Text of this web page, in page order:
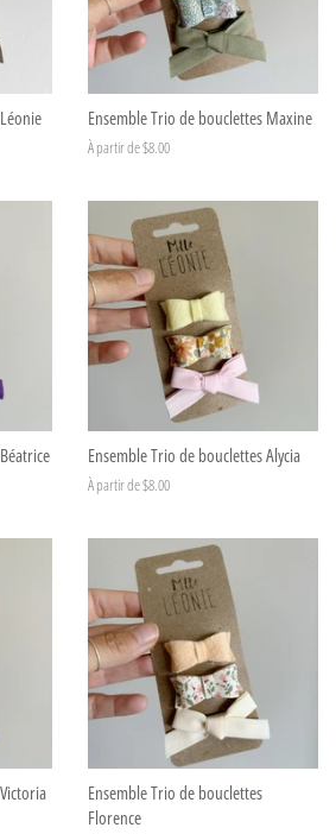
Ensemble Trio de bouclettes Maxine
À partir de $8.00
Ensemble Trio de bouclettes Alycia
À partir de $8.00
Ensemble Trio de bouclettes
Florence